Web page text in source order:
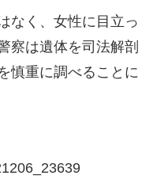
なく、女性に目立っ
察は遺体を司法解剖
慎重に調べることに